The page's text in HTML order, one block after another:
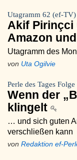
Utagramm 62 (ef-TV)
Akif Pirinçci
Amazon
Utagramm des
von Uta Ogilvie
Perle des Tages
Wenn der
klingelt
… und sich guten
verschließen kann
von Redaktion ef-